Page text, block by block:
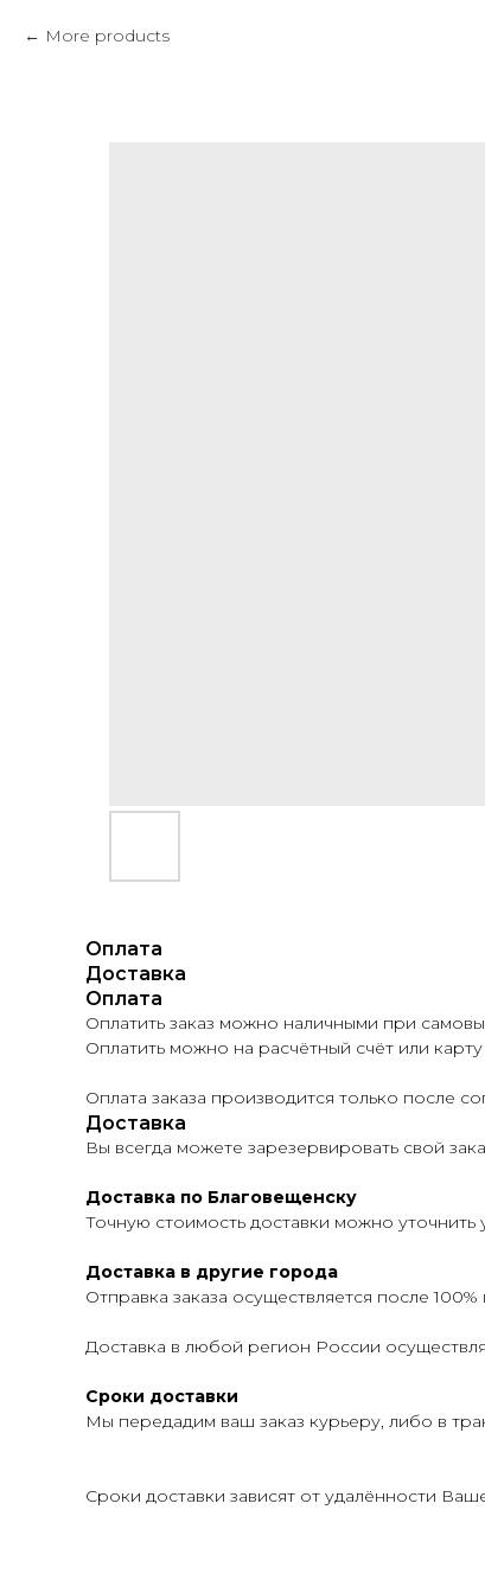
More products
Оплата
Доставка
Оплата
Оплатить заказ можно наличными при
Оплатить можно на расчётный счёт или
Оплата заказа производится только после
Доставка
Вы всегда можете зарезервировать свой
Доставка по Благовещенску
Точную стоимость доставки можно
Доставка в другие города
Отправка заказа осуществляется после
Доставка в любой регион России
Сроки доставки
Мы передадим ваш заказ курьеру, либо в
Сроки доставки зависят от удалённости